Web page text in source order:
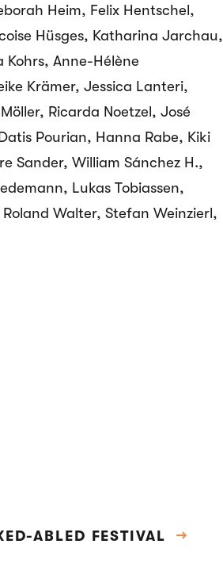
Heim, Felix Hentschel,
Hüsges, Katharina Jarchau,
Kohrs, Anne-Hélène
Krämer, Jessica Lanteri,
Ricarda Noetzel, José
Pourian, Hanna Rabe, Kiki
Sander, William Sánchez H.,
Lukas Tobiassen,
Walter, Stefan Weinzierl,
ABLED FESTIVAL →